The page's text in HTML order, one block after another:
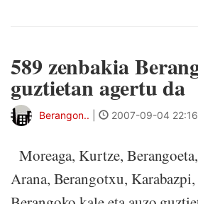
589 zenbakia
guztietan agertu da
Berangon.. 2007-09-04 22:16
Moreaga, Kurtze,
Arana, Berangotxu,